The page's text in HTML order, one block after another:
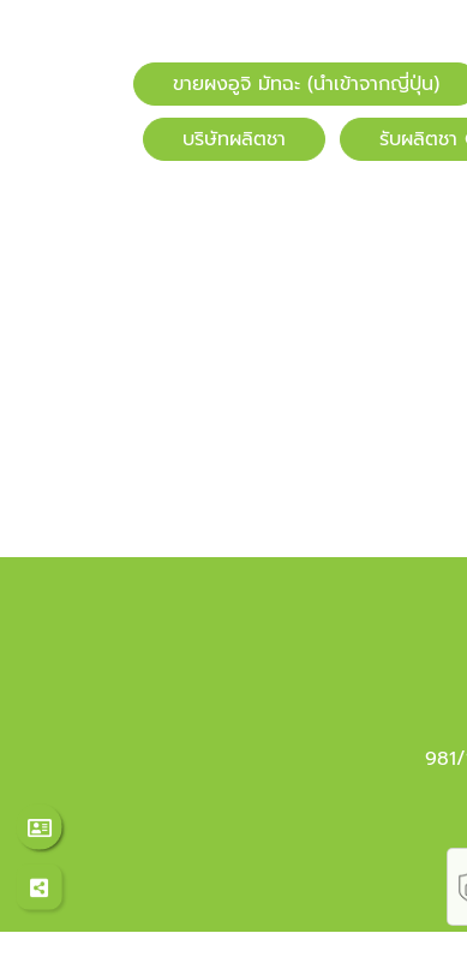
ขายผงอูจิ มัทฉะ (นำเข้าจากญี่ปุ่น)
บริษัทผลิตชา
รับผลิตชา